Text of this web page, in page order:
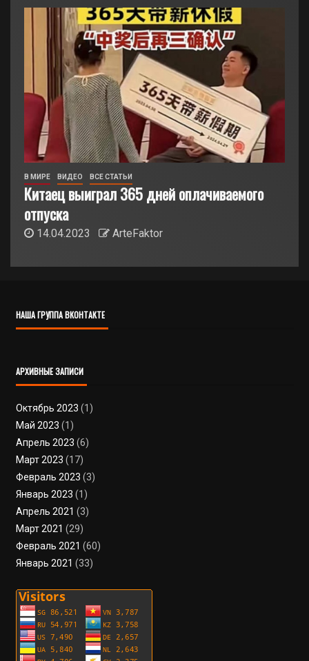
В МИРЕ ВИДЕО ВСЕ СТАТЬИ
Китаец выиграл 365 дней оплачиваемого
отпуска
14.04.2023 ArteFaktor
НАША ГРУППА ВКОНТАКТЕ
АРХИВНЫЕ ЗАПИСИ
Октябрь 2023 (1)
Май 2023 (1)
Апрель 2023 (6)
Март 2023 (17)
Февраль 2023 (3)
Январь 2023 (1)
Апрель 2021 (3)
Март 2021 (29)
Февраль 2021 (60)
Январь 2021 (33)